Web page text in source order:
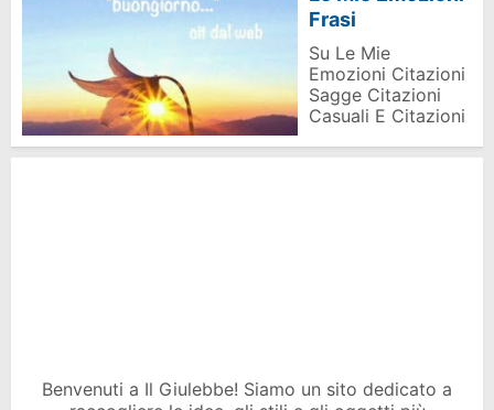
Frasi
Su Le Mie
Emozioni Citazioni
Sagge Citazioni
Casuali E Citazioni
Benvenuti a Il Giulebbe! Siamo un sito dedicato a